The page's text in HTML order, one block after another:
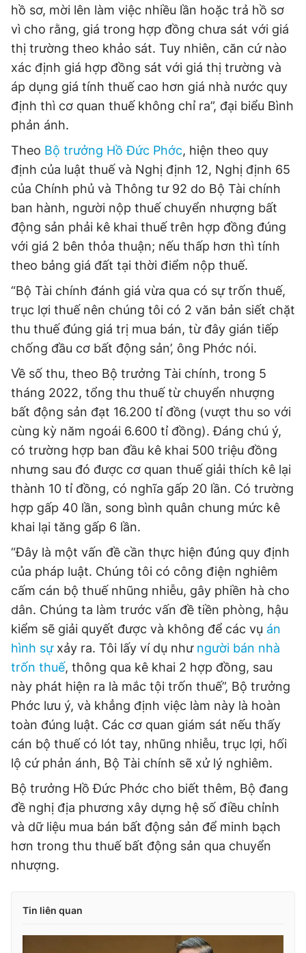
hồ sơ, mời lên làm việc nhiều lần hoặc trả hồ sơ
vì cho rằng, giá trong hợp đồng chưa sát với giá
thị trường theo khảo sát. Tuy nhiên, căn cứ nào
xác định giá hợp đồng sát với giá thị trường và
áp dụng giá tính thuế cao hơn giá nhà nước quy
định thì cơ quan thuế không chỉ ra”, đại biểu Bình
phản ánh.
Theo Bộ trưởng Hồ Đức Phớc, hiện theo quy
định của luật thuế và Nghị định 12, Nghị định 65
của Chính phủ và Thông tư 92 do Bộ Tài chính
ban hành, người nộp thuế chuyển nhượng bất
động sản phải kê khai thuế trên hợp đồng đúng
với giá 2 bên thỏa thuận; nếu thấp hơn thì tính
theo bảng giá đất tại thời điểm nộp thuế.
“Bộ Tài chính đánh giá vừa qua có sự trốn thuế,
trục lợi thuế nên chúng tôi có 2 văn bản siết chặt
thu thuế đúng giá trị mua bán, từ đây gián tiếp
chống đầu cơ bất động sản’, ông Phớc nói.
Về số thu, theo Bộ trưởng Tài chính, trong 5
tháng 2022, tổng thu thuế từ chuyển nhượng
bất động sản đạt 16.200 tỉ đồng (vượt thu so với
cùng kỳ năm ngoái 6.600 tỉ đồng). Đáng chú ý,
có trường hợp ban đầu kê khai 500 triệu đồng
nhưng sau đó được cơ quan thuế giải thích kê lại
thành 10 tỉ đồng, có nghĩa gấp 20 lần. Có trường
hợp gấp 40 lần, song bình quân chung mức kê
khai lại tăng gấp 6 lần.
“Đây là một vấn đề cần thực hiện đúng quy định
của pháp luật. Chúng tôi có công điện nghiêm
cấm cán bộ thuế nhũng nhiễu, gây phiền hà cho
dân. Chúng ta làm trước vấn đề tiền phòng, hậu
kiểm sẽ giải quyết được và không để các vụ án
hình sựxảy ra. Tôi lấy ví dụ như người bán nhà
trốn thuế, thông qua kê khai 2 hợp đồng, sau
này phát hiện ra là mắc tội trốn thuế”, Bộ trưởng
Phớc lưu ý, và khẳng định việc làm này là hoàn
toàn đúng luật. Các cơ quan giám sát nếu thấy
cán bộ thuế có lót tay, nhũng nhiễu, trục lợi, hối
lộ cứ phản ánh, Bộ Tài chính sẽ xử lý nghiêm.
Bộ trưởng Hồ Đức Phớc cho biết thêm, Bộ đang
đề nghị địa phương xây dựng hệ số điều chỉnh
và dữ liệu mua bán bất động sản để minh bạch
hơn trong thu thuế bất động sản qua chuyển
nhượng.
Tin liên quan